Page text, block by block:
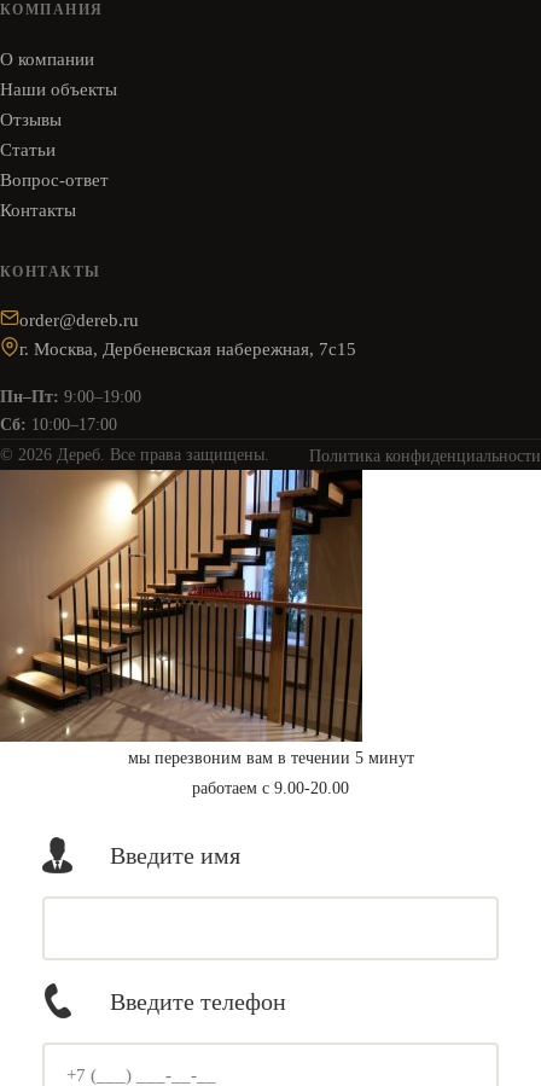
КОМПАНИЯ
О компании
Наши объекты
Отзывы
Статьи
Вопрос-ответ
Контакты
КОНТАКТЫ
order@dereb.ru
г. Москва, Дербеневская набережная, 7с15
Пн–Пт: 9:00–19:00
Сб: 10:00–17:00
© 2026 Дереб. Все права защищены.
Политика конфиденциальности
мы перезвоним вам в течении 5 минут
работаем с 9.00-20.00
Введите имя
Введите телефон